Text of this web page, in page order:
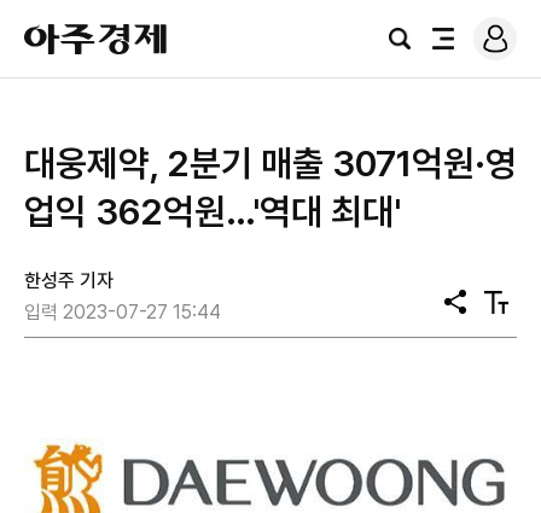
아
주
경
검
전
로
그
대웅제약, 2분기 매출 3071억원·영
업익 362억원…'역대 최대'
한성주 기자
입력 2023-07-27 15:44
공
유
텍
스